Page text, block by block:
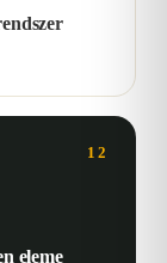
12
eleme